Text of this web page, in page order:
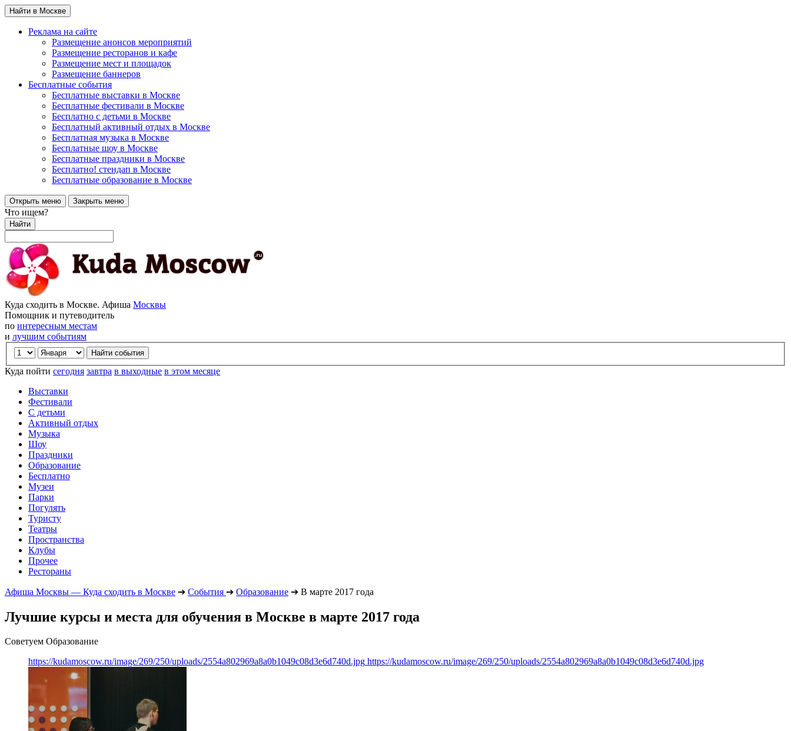
Найти в Москве
Реклама на сайте
Размещение анонсов мероприятий
Размещение ресторанов и кафе
Размещение мест и площадок
Размещение баннеров
Бесплатные события
Бесплатные выставки в Москве
Бесплатные фестивали в Москве
Бесплатно с детьми в Москве
Бесплатный активный отдых в Москве
Бесплатная музыка в Москве
Бесплатные шоу в Москве
Бесплатные праздники в Москве
Бесплатно! стендап в Москве
Бесплатные образование в Москве
Открыть меню Закрыть меню
Что ищем?
Найти
Куда сходить в Москве. Афиша Москвы
Помощник и путеводитель
по интересным местам
и лучшим событиям
Куда пойти сегодня завтра в выходные в этом месяце
Выставки
Фестивали
С детьми
Активный отдых
Музыка
Шоу
Праздники
Образование
Бесплатно
Музеи
Парки
Погулять
Туристу
Театры
Пространства
Клубы
Прочее
Рестораны
Афиша Москвы — Куда сходить в Москве ➔ События ➔ Образование ➔ В марте 2017 года
Лучшие курсы и места для обучения в Москве в марте 2017 года
Советуем Образование
https://kudamoscow.ru/image/269/250/uploads/2554a802969a8a0b1049c08d3e6d740d.jpg https://kudamoscow.ru/image/269/250/uploads/2554a802969a8a0b1049c08d3e6d740d.jpg